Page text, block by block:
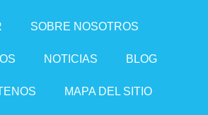
SOBRE NOSOTROS
NOTICIAS BLOG
MAPA DEL SITIO